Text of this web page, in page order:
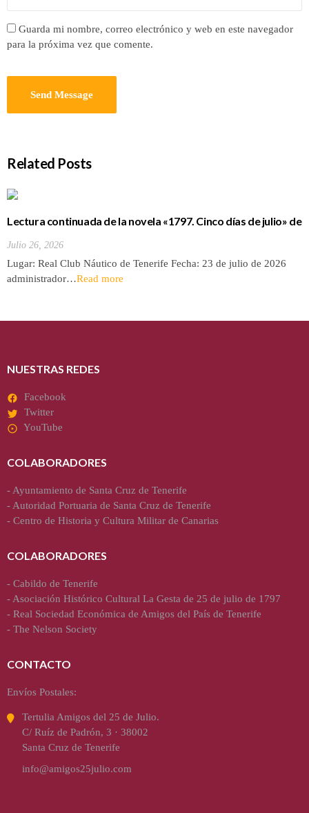
Guarda mi nombre, correo electrónico y web en este navegador
para la próxima vez que comente.
Related Posts
Lectura continuada de la novela «1797. Cinco días de julio» de
Julio 26, 2026
Lugar: Real Club Náutico de Tenerife Fecha: 23 de julio de 2026
administrador…Read more
NUESTRAS REDES
Facebook
Twitter
YouTube
COLABORADORES
-Ayuntamiento de Santa Cruz de Tenerife
-Autoridad Portuaria de Santa Cruz de Tenerife
- Centro de Historia y Cultura Militar de Canarias
COLABORADORES
- Cabildo de Tenerife
-Asociación Histórico Cultural La Gesta de 25 de julio de 1797
- Real Sociedad Económica de Amigos del País de Tenerife
- The Nelson Society
CONTACTO
Envíos Postales:
Tertulia Amigos del 25 de Julio.
C/ Ruíz de Padrón, 3 · 38002
Santa Cruz de Tenerife
info@amigos25julio.com